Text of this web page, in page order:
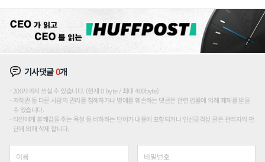
기사댓글0개
200자까지 쓰실 수 있습니다. (현재 0 byte / 최대 400byte)
저작권 등 다른 사람의 권리를 침해하거나 명예를 훼손하는 댓글은 관련 법률에 의해 제재를 받을
수 있습니다.
타인에게 불쾌감을 주는 욕설 등 비하하는 단어가 내용에 포함되거나 인신공격성 글은 관리자의 판
단에 의해 삭제 합니다.